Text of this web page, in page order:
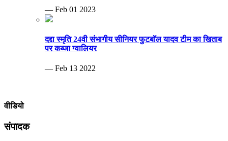
— Feb 01 2023
दद्दा स्मृति 24वी संभागीय सीनियर फुटबॉल यादव टीम का खिताब
पर कब्जा ग्वालियर
— Feb 13 2022
वीडियो
संपादक